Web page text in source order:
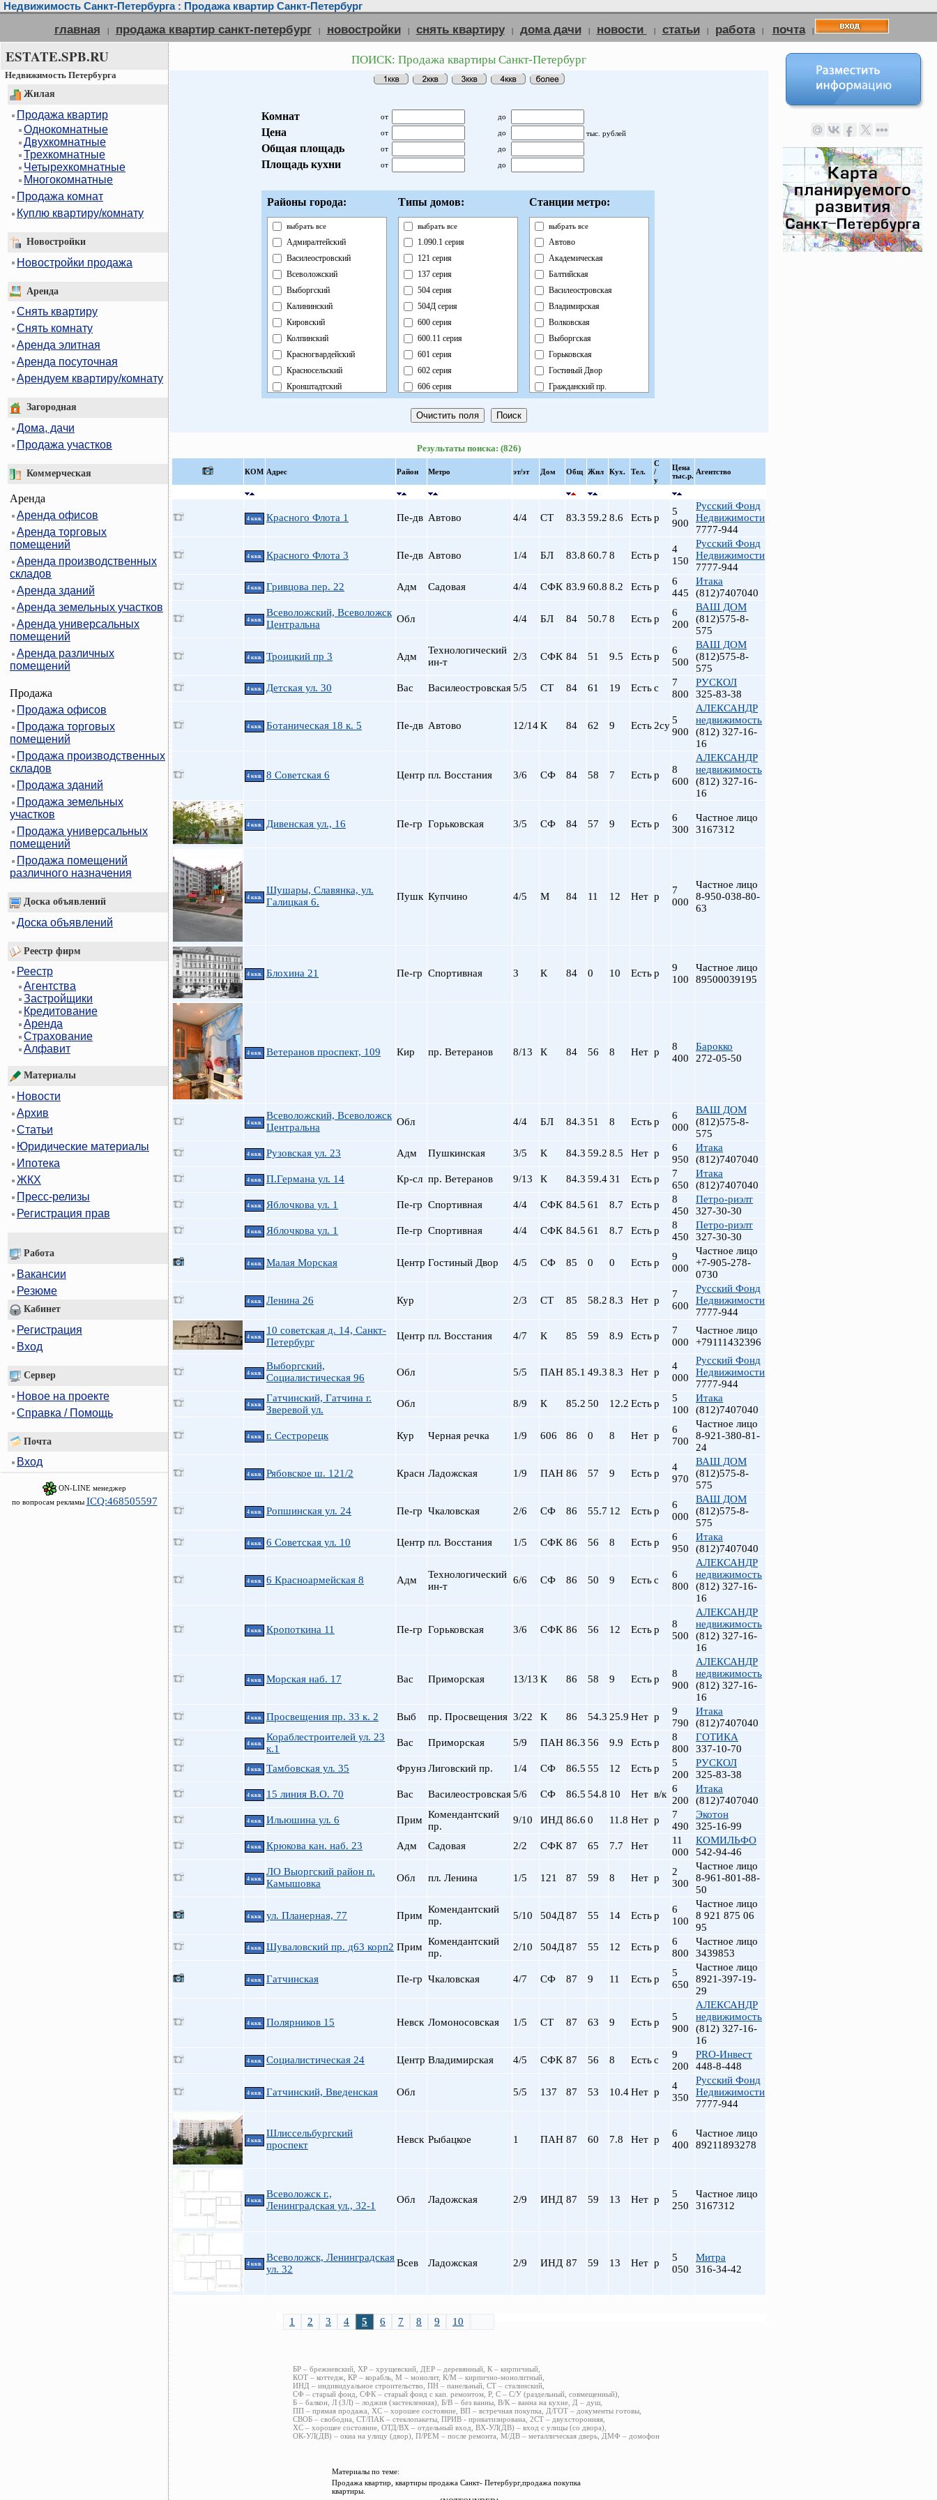
Недвижимость Санкт-Петербурга : Продажа квартир Санкт-Петербург
главная | продажа квартир санкт-петербург | новостройки | снять квартиру | дома дачи | новости | статьи | работа | почта |
ESTATE.SPB.RU
Недвижимость Петербурга
Жилая
Продажа квартир
Однокомнатные
Двухкомнатные
Трехкомнатные
Четырехкомнатные
Многокомнатные
Продажа комнат
Куплю квартиру/комнату
Новостройки
Новостройки продажа
Аренда
Снять квартиру
Снять комнату
Аренда элитная
Аренда посуточная
Арендуем квартиру/комнату
Загородная
Дома, дачи
Продажа участков
Коммерческая
Аренда
Аренда офисов
Аренда торговых
помещений
Аренда производственных
складов
Аренда зданий
Аренда земельных участков
Аренда универсальных
помещений
Аренда различных
помещений
Продажа
Продажа офисов
Продажа торговых
помещений
Продажа производственных
складов
Продажа зданий
Продажа земельных
участков
Продажа универсальных
помещений
Продажа помещений
различного назначения
Доска объявлений
Доска объявлений
Реестр фирм
Реестр
Агентства
Застройщики
Кредитование
Аренда
Страхование
Алфавит
Материалы
Новости
Архив
Статьи
Юридические материалы
Ипотека
ЖКХ
Пресс-релизы
Регистрация прав
Работа
Вакансии
Резюме
Кабинет
Регистрация
Вход
Сервер
Новое на проекте
Справка / Помощь
Почта
Вход
ON-LINE менеджер
по вопросам рекламы ICQ:468505597
ПОИСК: Продажа квартиры Санкт-Петербург
Комнат от до
Цена от до тыс. рублей
Общая площадь от до
Площадь кухни от до
Районы города:
выбрать все
Адмиралтейский
Василеостровский
Всеволожский
Выборгский
Калининский
Кировский
Колпинский
Красногвардейский
Красносельский
Кронштадтский
Петроградский
Приморский
Центральный
Типы домов:
выбрать все
1.090.1 серия
121 серия
137 серия
504 серия
504Д серия
600 серия
600.11 серия
601 серия
602 серия
606 серия
Брежневка
Индивидуальный
Кирпично-Монолитный
Кирпичный
Коттедж
Новый Блочный
Реконструкция
Хрущевка
Станции метро:
выбрать все
Автово
Академическая
Балтийская
Василеостровская
Владимирская
Волковская
Выборгская
Горьковская
Гостиный Двор
Гражданский пр.
Звенигородская
Кировский завод
Крестовский о-в
Московские ворота
Невский пр.
Обводный Канал
Парк Победы
Пионерская
Политехническая
ул. Дыбенко
Черная речка
Электросила
Результаты поиска: (826)
КOМ Адрес Район Метро эт/эт Дом Общ Жил Кух. Тел.
С
/
у
Цена
тыс.р. Агентство
4 ккв. Красного Флота 1 Пе-дв Автово 4/4 СТ 83.3 59.2 8.6 Естьр
5
900
Русский Фонд
Недвижимости
7777-944
4 ккв. Красного Флота 3 Пе-дв Автово 1/4 БЛ 83.8 60.7 8 Естьр
4
150
Русский Фонд
Недвижимости
7777-944
4 ккв. Гривцова пер. 22 Адм Садовая 4/4 СФК 83.9 60.8 8.2 Естьр
6
445
Итака
(812)7407040
4 ккв.
Всеволожский, Всеволожск
Центральна
Обл 4/4 БЛ 84 50.7 8 Естьр
6
200
ВАШ ДОМ
(812)575-8-
575
4 ккв. Троицкий пр 3 Адм
Технологический
ин-т
2/3 СФК 84 51 9.5 Естьр
6
500
ВАШ ДОМ
(812)575-8-
575
4 ккв. Детская ул. 30 Вас Василеостровская5/5 СТ 84 61 19 Естьс
7
800
РУСКОЛ
325-83-38
4 ккв. Ботаническая 18 к. 5 Пе-дв Автово 12/14К 84 62 9 Есть 2су5
900
АЛЕКСАНДР
недвижимость
(812) 327-16-
16
4 ккв. 8 Советская 6 Центр пл. Восстания 3/6 СФ 84 58 7 Естьр
8
600
АЛЕКСАНДР
недвижимость
(812) 327-16-
16
4 ккв. Дивенская ул., 16 Пе-гр Горьковская 3/5 СФ 84 57 9 Естьр
6
300
Частное лицо
3167312
4 ккв.
Шушары, Славянка, ул.
Галицкая 6.
Пушк Купчино 4/5 М 84 11 12 Нет р
7
000
Частное лицо
8-950-038-80-
63
4 ккв. Блохина 21 Пе-гр Спортивная 3 К 84 0 10 Естьр
9
100
Частное лицо
89500039195
4 ккв. Ветеранов проспект, 109 Кир пр. Ветеранов 8/13 К 84 56 8 Нет р
8
400
Барокко
272-05-50
4 ккв.
Всеволожский, Всеволожск
Центральна
Обл 4/4 БЛ 84.3 51 8 Естьр
6
000
ВАШ ДОМ
(812)575-8-
575
4 ккв. Рузовская ул. 23 Адм Пушкинская 3/5 К 84.3 59.2 8.5 Нет р
6
950
Итака
(812)7407040
4 ккв. П.Германа ул. 14 Кр-сл пр. Ветеранов 9/13 К 84.3 59.431 Естьр
7
650
Итака
(812)7407040
4 ккв. Яблочкова ул. 1 Пе-гр Спортивная 4/4 СФК 84.5 61 8.7 Естьр
8
450
Петро-риэлт
327-30-30
4 ккв. Яблочкова ул. 1 Пе-гр Спортивная 4/4 СФК 84.5 61 8.7 Естьр
8
450
Петро-риэлт
327-30-30
4 ккв. Малая Морская Центр Гостиный Двор 4/5 СФ 85 0 0 Естьр
9
000
Частное лицо
+7-905-278-
0730
4 ккв. Ленина 26 Кур 2/3 СТ 85 58.2 8.3 Нет р
7
600
Русский Фонд
Недвижимости
7777-944
4 ккв.
10 советская д. 14, Санкт-
Петербург
Центр пл. Восстания 4/7 К 85 59 8.9 Естьр
7
000
Частное лицо
+79111432396
4 ккв.
Выборгский,
Социалистическая 96
Обл 5/5 ПАН 85.1 49.3 8.3 Нет р
4
000
Русский Фонд
Недвижимости
7777-944
4 ккв.
Гатчинский, Гатчина г.
Зверевой ул.
Обл 8/9 К 85.2 50 12.2 Естьр
5
100
Итака
(812)7407040
4 ккв. г. Сестрорецк Кур Черная речка 1/9 606 86 0 8 Нет р
6
700
Частное лицо
8-921-380-81-
24
4 ккв. Рябовское ш. 121/2 Красн Ладожская 1/9 ПАН 86 57 9 Естьр
4
970
ВАШ ДОМ
(812)575-8-
575
4 ккв. Ропшинская ул. 24 Пе-гр Чкаловская 2/6 СФ 86 55.7 12 Естьр
6
000
ВАШ ДОМ
(812)575-8-
575
4 ккв. 6 Советская ул. 10 Центр пл. Восстания 1/5 СФК 86 56 8 Естьр
6
950
Итака
(812)7407040
4 ккв. 6 Красноармейская 8 Адм
Технологический
ин-т
6/6 СФ 86 50 9 Естьс
6
800
АЛЕКСАНДР
недвижимость
(812) 327-16-
16
4 ккв. Кропоткина 11 Пе-гр Горьковская 3/6 СФК 86 56 12 Естьр
8
500
АЛЕКСАНДР
недвижимость
(812) 327-16-
16
4 ккв. Морская наб. 17 Вас Приморская 13/13 К 86 58 9 Естьр
8
900
АЛЕКСАНДР
недвижимость
(812) 327-16-
16
4 ккв. Просвещения пр. 33 к. 2 Выб пр. Просвещения 3/22 К 86 54.3 25.9 Нет р
9
790
Итака
(812)7407040
4 ккв.
Кораблестроителей ул. 23
к.1
Вас Приморская 5/9 ПАН 86.3 56 9.9 Естьр
8
800
ГОТИКА
337-10-70
4 ккв. Тамбовская ул. 35 ФрунзЛиговский пр. 1/4 СФ 86.5 55 12 Естьр
5
200
РУСКОЛ
325-83-38
4 ккв. 15 линия В.О. 70 Вас Василеостровская5/6 СФ 86.5 54.8 10 Нет в/к 6
200
Итака
(812)7407040
4 ккв. Ильюшина ул. 6 Прим Комендантский
пр.
9/10 ИНД 86.6 0 11.8 Нет р
7
490
Экотон
325-16-99
4 ккв. Крюкова кан. наб. 23 Адм Садовая 2/2 СФК 87 65 7.7 Нет
11
000
КОМИЛЬФО
542-94-46
4 ккв.
ЛО Выоргский район п.
Камышовка
Обл пл. Ленина 1/5 121 87 59 8 Нет р
2
300
Частное лицо
8-961-801-88-
50
4 ккв. ул. Планерная, 77 Прим
Комендантский
пр.
5/10 504Д87 55 14 Естьр
6
100
Частное лицо
8 921 875 06
95
4 ккв. Шуваловский пр. д63 корп2 Прим Комендантский
пр.
2/10 504Д87 55 12 Естьр
6
800
Частное лицо
3439853
4 ккв. Гатчинская Пе-гр Чкаловская 4/7 СФ 87 9 11 Естьр
5
650
Частное лицо
8921-397-19-
29
4 ккв. Полярников 15 Невск Ломоносовская 1/5 СТ 87 63 9 Естьр
5
900
АЛЕКСАНДР
недвижимость
(812) 327-16-
16
4 ккв. Социалистическая 24 Центр Владимирская 4/5 СФК 87 56 8 Естьс
9
200
PRO-Инвест
448-8-448
4 ккв. Гатчинский, Введенская Обл 5/5 137 87 53 10.4Нет р
4
350
Русский Фонд
Недвижимости
7777-944
4 ккв.
Шлиссельбургский
проспект
Невск Рыбацкое 1 ПАН 87 60 7.8 Нет р
6
400
Частное лицо
89211893278
4 ккв.
Всеволожск г.,
Ленинградская ул., 32-1
Обл Ладожская 2/9 ИНД 87 59 13 Нет р
5
250
Частное лицо
3167312
4 ккв.
Всеволожск, Ленинградская
ул. 32
Всев Ладожская 2/9 ИНД 87 59 13 Нет р
5
050
Митра
316-34-42
1 2 3 4 5 6 7 8 9 10
БР – брежневский, ХР – хрущевский, ДЕР – деревянный, К – кирпичный,
КОТ – коттедж, КР – корабль, М – монолит, К/М – кирпично-монолитный,
ИНД – индивидуальное строительство, ПН – панельный, СТ – сталинский,
СФ – старый фонд, СФК – старый фонд с кап. ремонтом, Р, С – С/У (раздельный, совмещенный),
Б – балкон, Л (ЗЛ) – лоджия (застекленная), Б/В – без ванны, В/К – ванна на кухне, Д – душ,
ПП – прямая продажа, ХС – хорошее состояние, ВП – встречная покупка, Д/ГОТ – документы готовы,
СВОБ – свободна, СТ/ПАК – стеклопакеты, ПРИВ - приватизирована, 2СТ – двухсторонняя,
ХС – хорошее состояние, ОТД/ВХ – отдельный вход, ВХ-УЛ(ДВ) – вход с улицы (со двора),
ОК-УЛ(ДВ) – окна на улицу (двор), П/РЕМ – после ремонта, М/ДВ – металлическая дверь, ДМФ – домофон
Материалы по теме:
Продажа квартир, квартиры продажа Санкт- Петербург,продажа покупка
квартиры.